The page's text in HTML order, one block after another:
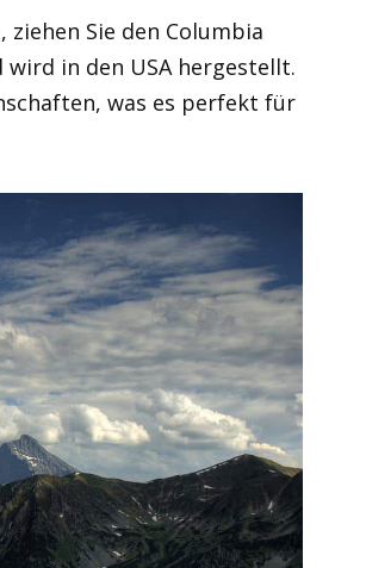
ziehen Sie den Columbia
in den USA hergestellt.
was es perfekt für